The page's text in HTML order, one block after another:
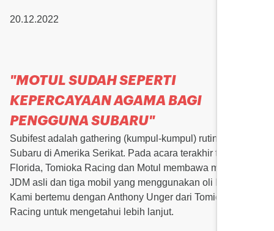
20.12.2022
"MOTUL SUDAH SEPERTI
KEPERCAYAAN AGAMA BAGI
PENGGUNA SUBARU"
Subifest adalah gathering (kumpul-kumpul) rutin mobil
Subaru di Amerika Serikat. Pada acara terakhir tahun ini di
Florida, Tomioka Racing dan Motul membawa mobil balap
JDM asli dan tiga mobil yang menggunakan oli Motul.
Kami bertemu dengan Anthony Unger dari Tomioka
Racing untuk mengetahui lebih lanjut.